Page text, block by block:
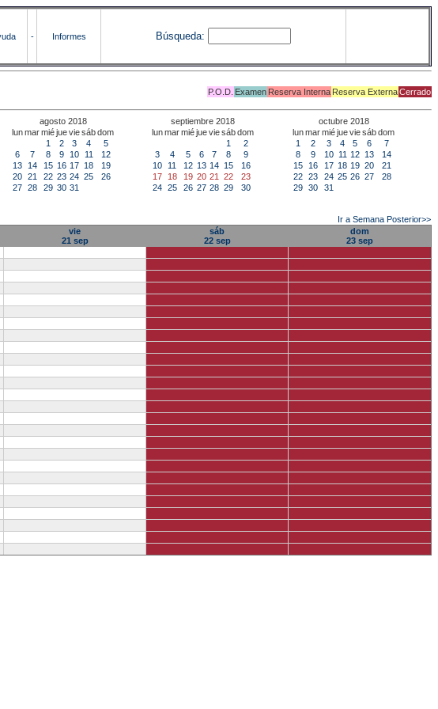
- Informes Búsqueda:
P.O.D. Examen Reserva Interna Reserva ExternaCerrado
agosto 2018
lunmarmiéjueviesábdom
1
2 3 4
5
6
7 8 9 10 11
12
13
14 15 16 17 18
19
20 21 22 23 24 25
26
27 28 29 30 31
septiembre 2018
lunmarmiéjueviesábdom
1
2
3
4 5 6 7 8
9
10
11 12 13 14 15
16
17
18 19 20 21 22
23
24 25 26 27 28 29 30
octubre 2018
lunmarmiéjueviesábdom
1
2 3 4 5 6
7
8
9 10 11 12 13
14
15
16 17 18 19 20
21
22 23 24 25 26 27
28
29 30 31
Ir a Semana Posterior>>
vie
21 sep
sáb
22 sep
dom
23 sep